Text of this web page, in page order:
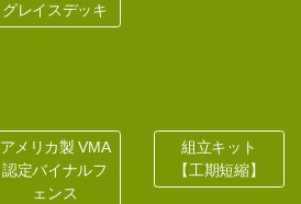
グレイスデッキ
アメリカ製 VMA
認定バイナルフ
ェンス
組立キット
【工期短縮】